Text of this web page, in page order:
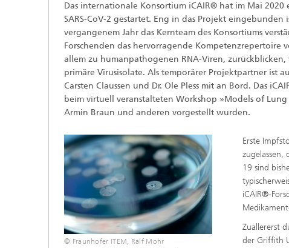
Das internationale Konsortium iCAIR® hat im Mai
SARS-CoV-2 gestartet. Eng in das Projekt
vergangenem Jahr das Kernteam des Konsortiums
Forschenden das hervorragende
allem zu humanpathogenen RNA-Viren,
primäre Virusisolate. Als temporärer Projektpartner ist
Carsten Claussen und Dr. Ole Pless mit an Bord. Das
beim virtuell veranstalteten Workshop »Models of
Armin Braun und anderen vorgestellt wurden.
© Fraunhofer ITEM, Ralf Mohr
Erste
zugelassen,
19 sind
iCAIR®-
Zuallererst
der Griffith